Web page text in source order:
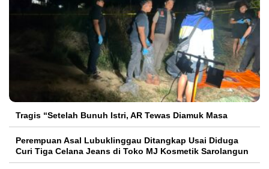
Tragis “Setelah Bunuh Istri, AR Tewas Diamuk Masa
Perempuan Asal Lubuklinggau Ditangkap Usai Diduga
Curi Tiga Celana Jeans di Toko MJ Kosmetik Sarolangun